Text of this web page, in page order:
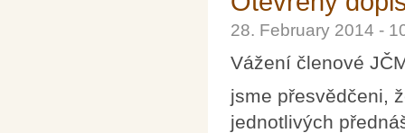
28. February 2014 -
Vážení členové
jsme přesvědčeni,
jednotlivých